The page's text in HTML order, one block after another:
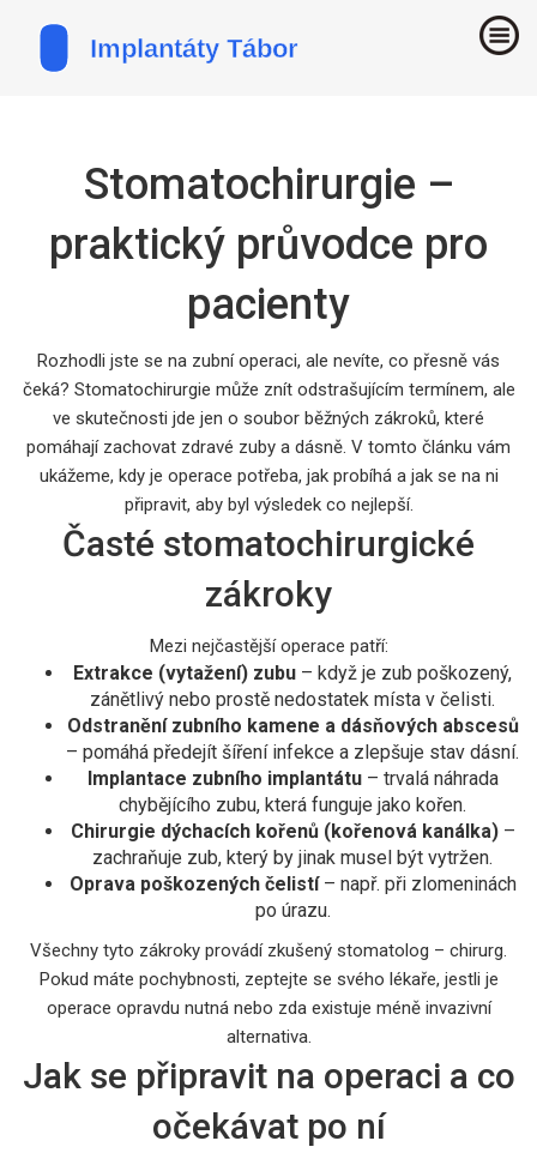
Stomatochirurgie –
praktický průvodce pro
pacienty
Rozhodli jste se na zubní operaci, ale nevíte, co přesně vás
čeká? Stomatochirurgie může znít odstrašujícím termínem, ale
ve skutečnosti jde jen o soubor běžných zákroků, které
pomáhají zachovat zdravé zuby a dásně. V tomto článku vám
ukážeme, kdy je operace potřeba, jak probíhá a jak se na ni
připravit, aby byl výsledek co nejlepší.
Časté stomatochirurgické
zákroky
Mezi nejčastější operace patří:
Extrakce (vytažení) zubu – když je zub poškozený,
zánětlivý nebo prostě nedostatek místa v čelisti.
Odstranění zubního kamene a dásňových abscesů
– pomáhá předejít šíření infekce a zlepšuje stav dásní.
Implantace zubního implantátu– trvalá náhrada
chybějícího zubu, která funguje jako kořen.
Chirurgie dýchacích kořenů (kořenová kanálka)–
zachraňuje zub, který by jinak musel být vytržen.
Oprava poškozených čelistí– např. při zlomeninách
po úrazu.
Všechny tyto zákroky provádí zkušený stomatolog – chirurg.
Pokud máte pochybnosti, zeptejte se svého lékaře, jestli je
operace opravdu nutná nebo zda existuje méně invazivní
alternativa.
Jak se připravit na operaci a co
očekávat po ní